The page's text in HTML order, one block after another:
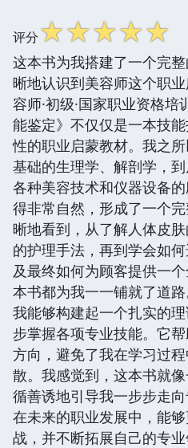
评分☆☆☆☆☆
这本书为我搭建了一个完
晰地认识到美容师这个职
容师·初级·国家职业资格培
能鉴定》不仅仅是一本技
性的职业启蒙教材。我之
基础的生理学、解剖学，
各种美容技术和仪器设备
得非常自然，形成了一个
晰地看到，从了解人体皮
的护理手法，再到学会如
及最终如何为顾客提供一
本书都为我一一铺就了道
我能够构建起一个扎实的
步掌握各项专业技能。它
方向，避免了我在学习过
散。我感觉到，这本书就
循善诱地引导我一步步走
在未来的职业发展中，能
战，并不断拓展自己的专业